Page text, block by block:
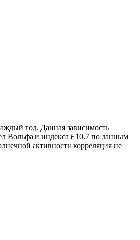
год. Данная зависимость
Вольфа и индекса F10.7 по данным
активности корреляция не